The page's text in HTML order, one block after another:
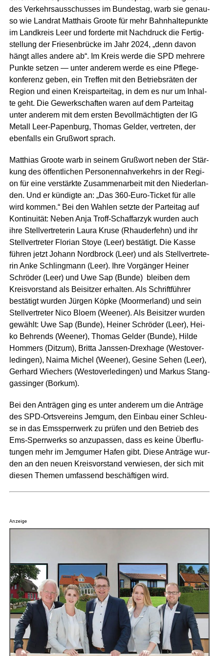
des Ver­kehrs­aus­schus­ses im Bun­des­tag, warb sie genau­
so wie Land­rat Mat­thais Groo­te für mehr Bahn­hal­te­punk­te
im Land­kreis Leer und for­der­te mit Nach­druck die Fer­tig­
stel­lung der Frie­sen­brü­cke im Jahr 2024, „denn davon
hängt alles ande­re ab“. Im Kreis wer­de die SPD meh­re­re
Punk­te set­zen — unter ande­rem wer­de es eine Pfle­ge­
kon­fe­renz geben, ein Tref­fen mit den Betriebs­rä­ten der
Regi­on und einen Kreis­par­tei­tag, in dem es nur um Inhal­
te geht. Die Gewerk­schaf­ten waren auf dem Par­tei­tag
unter ande­rem mit dem ers­ten Bevoll­mäch­tig­ten der IG
Metall Leer-Papen­burg, Tho­mas Gel­der, ver­tre­ten, der
eben­falls ein Gruß­wort sprach.
Mat­thi­as Groo­te warb in sei­nem Gruß­wort neben der Stär­
kung des öffent­li­chen Per­so­nen­nah­ver­kehrs in der Regi­
on für eine ver­stärk­te Zusam­men­ar­beit mit den Nie­der­lan­
den. Und er kün­dig­te an: „Das 360-Euro-Ticket für alle
wird kom­men.“ Bei den Wah­len setz­te der Par­tei­tag auf
Kon­ti­nui­tät: Neben Anja Troff-Schaffar­zyk wur­den auch
ihre Stell­ver­tre­te­rin Lau­ra Kru­se (Rhau­der­fehn) und ihr
Stell­ver­tre­ter Flo­ri­an Stoye (Leer) bestä­tigt. Die Kas­se
füh­ren jetzt Johann Nord­b­rock (Leer) und als Stell­ver­tre­te­
rin Anke Schling­mann (Leer). Ihre Vor­gän­ger Hei­ner
Schrö­der (Leer) und Uwe Sap (Bun­de) blei­ben dem
Kreis­vor­stand als Bei­sit­zer erhal­ten. Als Schrift­füh­rer
bestä­tigt wur­den Jür­gen Köp­ke (Moorm­er­land) und sein
Stell­ver­tre­ter Nico Blo­em (Wee­ner). Als Bei­sit­zer wur­den
gewählt: Uwe Sap (Bun­de), Hei­ner Schrö­der (Leer), Hei­
ko Beh­rends (Wee­ner), Tho­mas Gel­der (Bun­de), Hil­de
Hom­mers (Ditz­um), Brit­ta Jans­sen-Drex­ha­ge (Wes­t­ov­er­
le­din­gen), Nai­ma Michel (Wee­ner), Gesi­ne Sehen (Leer),
Ger­hard Wie­chers (Wes­t­ov­er­le­din­gen) und Mar­kus Stang­
gas­sin­ger (Bor­kum).
Bei den Anträ­gen ging es unter ande­rem um die Anträ­ge
des SPD-Orts­ver­eins Jem­gum, den Ein­bau einer Schleu­
se in das Ems­sperr­werk zu prü­fen und den Betrieb des
Ems-Sperr­werks so anzu­pas­sen, dass es kei­ne Über­flu­
tun­gen mehr im Jem­gu­mer Hafen gibt. Die­se Anträ­ge wur­
den an den neu­en Kreis­vor­stand ver­wie­sen, der sich mit
die­sen The­men umfas­send beschäf­ti­gen wird.
Anzeige